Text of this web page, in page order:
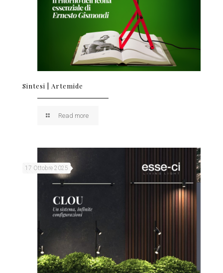
Sintesi | Artemide
Read more
17 Ottobre 2025